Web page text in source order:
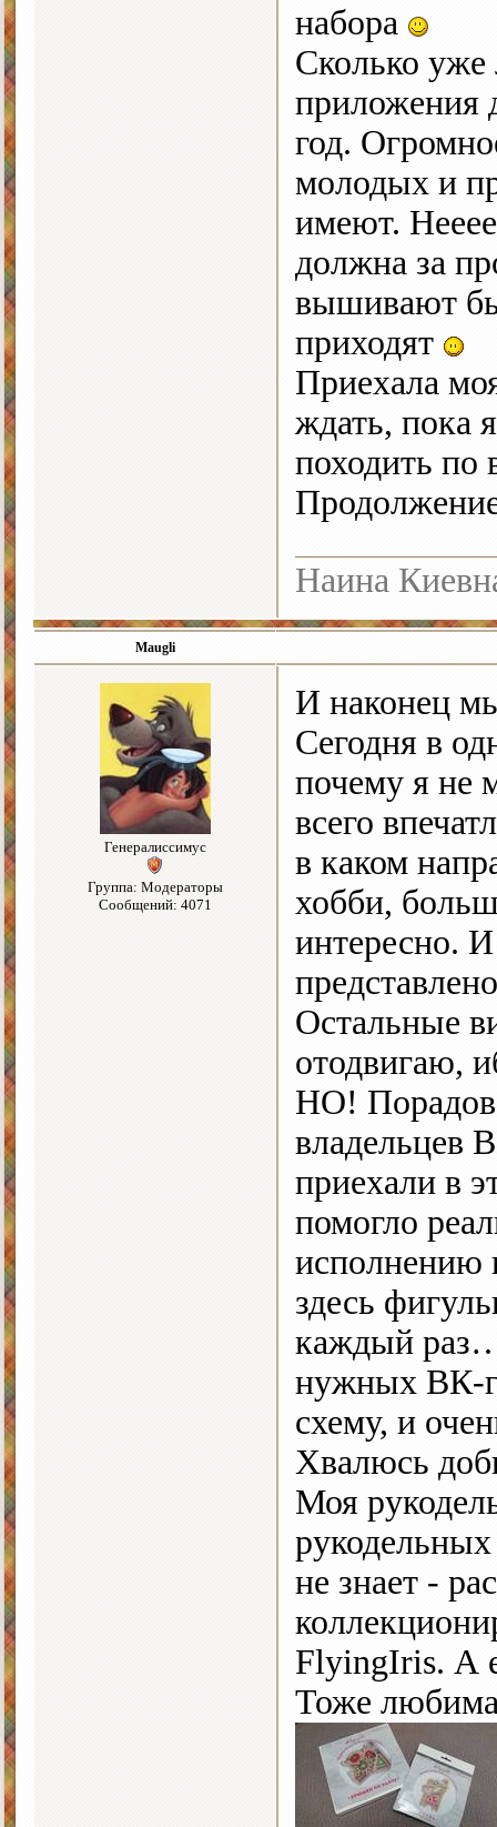
набора
Сколько
приложения
год.
молодых и
имеют.
должна за
вышивают
приходят
Приехала
ждать, пока
походить по
Наина
Maugli
Генералиссимус
Группа: Модераторы
Сообщений: 4071
И наконец
Сегодня в
почему я не
всего
в каком
хобби,
интересно.
Остальные
отодвигаю,
НО!
владельцев
приехали в
помогло
исполнению
здесь
каждый
нужных ВК-
схему, и
Хвалюсь
Моя
не знает -
FlyingIris. А
Тоже